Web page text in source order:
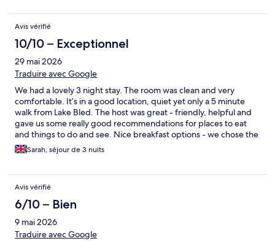
Avis vérifié
10/10 – Exceptionnel
29 mai 2026
Traduire avec Google
We had a lovely 3 night stay. The room was clean and very
comfortable. It’s in a good location, quiet yet only a 5 minute
walk from Lake Bled. The host was great - friendly, helpful and
gave us some really good recommendations for places to eat
and things to do and see. Nice breakfast options - we chose the
breakfast box of local produce which was great.
Sarah, séjour de 3 nuits
Avis vérifié
6/10 – Bien
9 mai 2026
Traduire avec Google